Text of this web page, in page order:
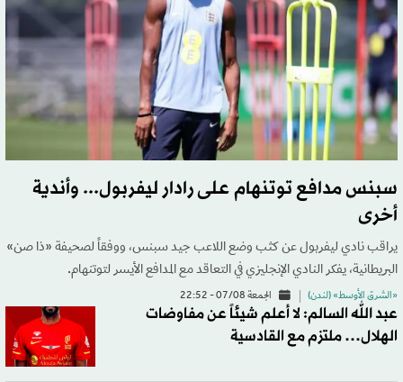
سبنس مدافع توتنهام على رادار ليفربول... وأندية
أخرى
يراقب نادي ليفربول عن كثب وضع اللاعب جيد سبنس، ووفقاً لصحيفة «ذا صن»
البريطانية، يفكر النادي الإنجليزي في التعاقد مع المدافع الأيسر لتوتنهام.
«الشرق الأوسط» (لندن) الجمعة 07/08 - 22:52
عبد الله السالم: لا أعلم شيئاً عن مفاوضات
الهلال… ملتزم مع القادسية